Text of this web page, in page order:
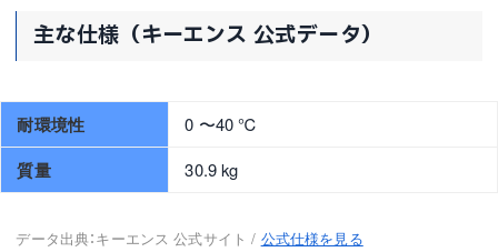
主な仕様（キーエンス 公式データ）
耐環境性 0 〜40 ℃
質量 30.9 kg
データ出典：キーエンス 公式サイト / 公式仕様を見る